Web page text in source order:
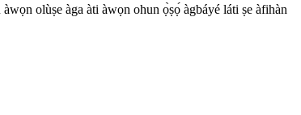
olùṣe àga àti àwọn ohun ọ̀ṣọ́ àgbáyé láti ṣe àfihàn